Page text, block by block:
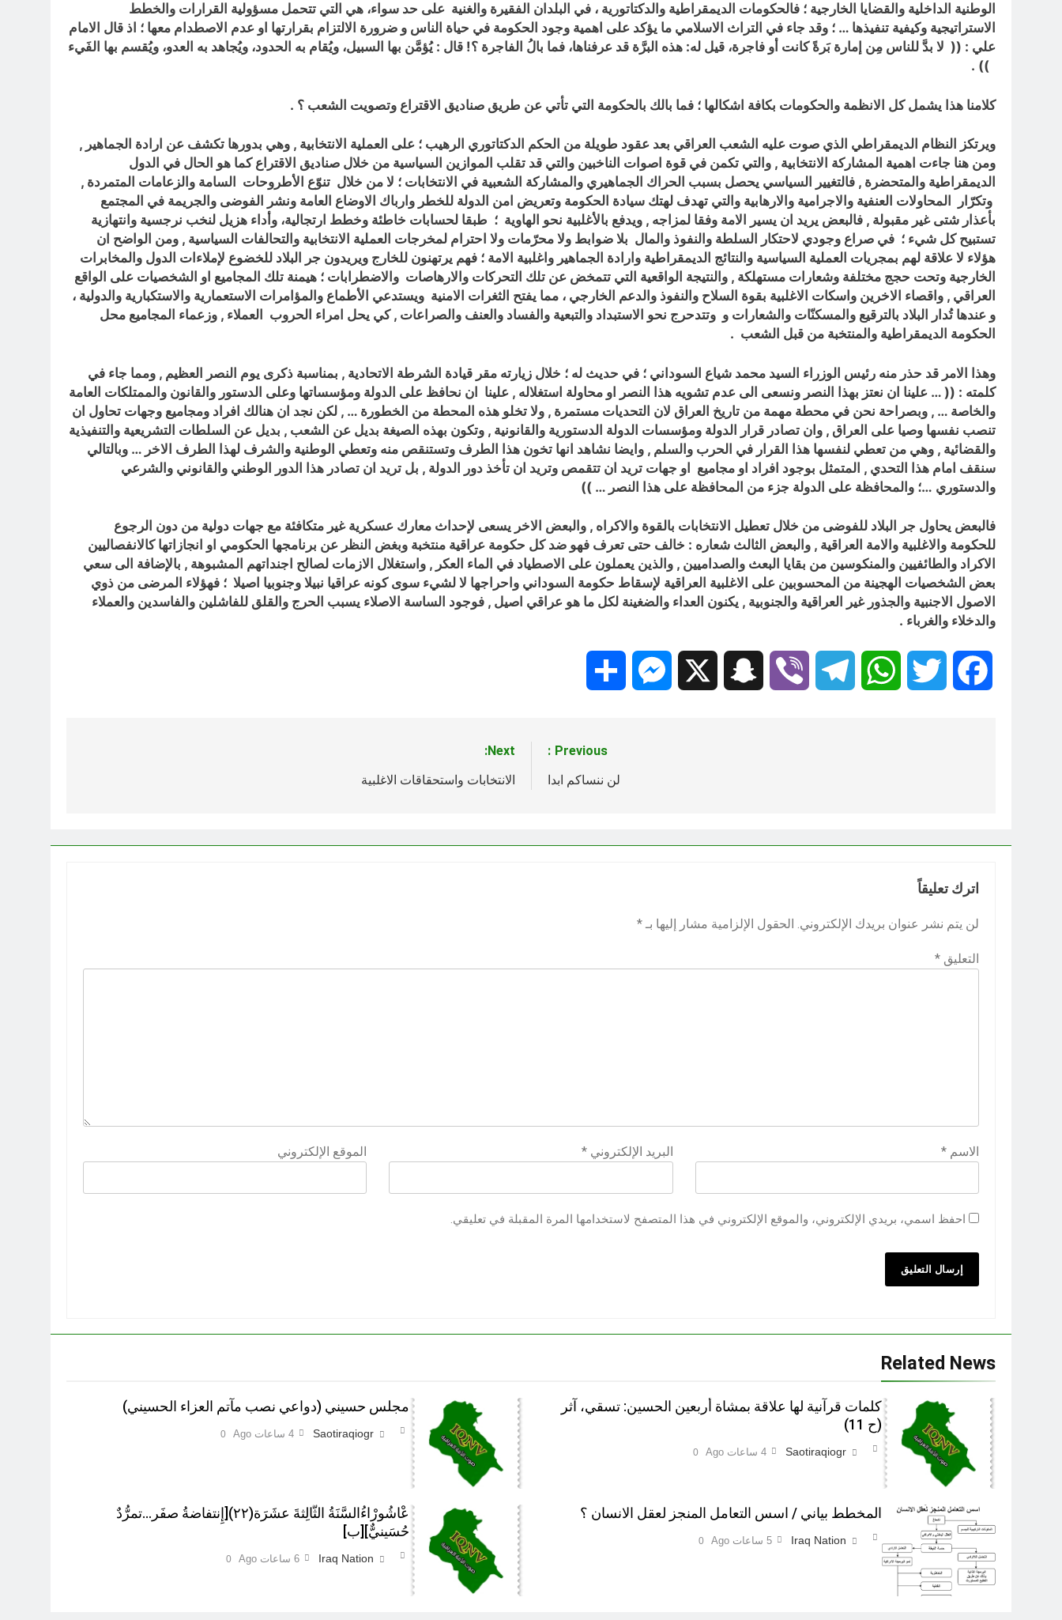
الوطنية الداخلية والقضايا الخارجية ؛ فالحكومات الديمقراطية والدكتاتورية ، في البلدان الفقيرة والغنية على حد سواء، هي التي تتحمل مسؤولية القرارات والخطط
الاستراتيجية وكيفية تنفيذها … ؛ وقد جاء في التراث الاسلامي ما يؤكد على اهمية وجود الحكومة في حياة الناس و ضرورة الالتزام بقرارتها او عدم الاصطدام معها ؛ اذ قال الامام
علي : (( لا بدَّ للناس مِن إمارة بَرةً كانت أو فاجرة، قيل له: هذه البرَّة قد عرفناها، فما بالُ الفاجرة ؟! قال : يُؤمَّن بها السبيل، ويُقام به الحدود، ويُجاهد به العدو، ويُقسم بها الفَيء
)) .
كلامنا هذا يشمل كل الانظمة والحكومات بكافة اشكالها ؛ فما بالك بالحكومة التي تأتي عن طريق صناديق الاقتراع وتصويت الشعب ؟ .
ويرتكز النظام الديمقراطي الذي صوت عليه الشعب العراقي بعد عقود طويلة من الحكم الدكتاتوري الرهيب ؛ على العملية الانتخابية , وهي بدورها تكشف عن ارادة الجماهير ,
ومن هنا جاءت اهمية المشاركة الانتخابية , والتي تكمن في قوة اصوات الناخبين والتي قد تقلب الموازين السياسية من خلال صناديق الاقتراع كما هو الحال في الدول
الديمقراطية والمتحضرة , فالتغيير السياسي يحصل بسبب الحراك الجماهيري والمشاركة الشعبية في الانتخابات ؛ لا من خلال تنوّع الأطروحات السامة والزعامات المتمردة ,
وتكرّار المحاولات العنفية والاجرامية والارهابية والتي تهدف لهتك سيادة الحكومة وتعريض امن الدولة للخطر وارباك الاوضاع العامة ونشر الفوضى والجريمة في المجتمع
بأعذار شتى غير مقبولة , فالبعض يريد ان يسير الامة وفقا لمزاجه , ويدفع بالأغلبية نحو الهاوية ؛ طبقا لحسابات خاطئة وخطط ارتجالية، وأداء هزيل لنخب نرجسية وانتهازية
تستبيح كل شيء ؛ في صراع وجودي لاحتكار السلطة والنفوذ والمال بلا ضوابط ولا محرّمات ولا احترام لمخرجات العملية الانتخابية والتحالفات السياسية , ومن الواضح ان
هؤلاء لا علاقة لهم بمجريات العملية السياسية والنتائج الديمقراطية وارادة الجماهير واغلبية الامة ؛ فهم يرتهنون للخارج ويريدون جر البلاد للخضوع لإملاءات الدول والمخابرات
الخارجية وتحت حجج مختلفة وشعارات مستهلكة , والنتيجة الواقعية التي تتمخض عن تلك التحركات والارهاصات والاضطرابات ؛ هيمنة تلك المجاميع او الشخصيات على الواقع
العراقي , واقصاء الاخرين واسكات الاغلبية بقوة السلاح والنفوذ والدعم الخارجي ، مما يفتح الثغرات الامنية ويستدعي الأطماع والمؤامرات الاستعمارية والاستكبارية والدولية ،
و عندها تُدار البلاد بالترقيع والمسكنّات والشعارات و وتتدحرج نحو الاستبداد والتبعية والفساد والعنف والصراعات , كي يحل امراء الحروب العملاء , وزعماء المجاميع محل
الحكومة الديمقراطية والمنتخبة من قبل الشعب .
وهذا الامر قد حذر منه رئيس الوزراء السيد محمد شياع السوداني ؛ في حديث له ؛ خلال زيارته مقر قيادة الشرطة الاتحادية , بمناسبة ذكرى يوم النصر العظيم , ومما جاء في
كلمته : (( … علينا ان نعتز بهذا النصر ونسعى الى عدم تشويه هذا النصر او محاولة استغلاله , علينا ان نحافظ على الدولة ومؤسساتها وعلى الدستور والقانون والممتلكات العامة
والخاصة … , وبصراحة نحن في محطة مهمة من تاريخ العراق لان التحديات مستمرة , ولا تخلو هذه المحطة من الخطورة … , لكن نجد ان هنالك افراد ومجاميع وجهات تحاول ان
تنصب نفسها وصيا على العراق , وان تصادر قرار الدولة ومؤسسات الدولة الدستورية والقانونية , وتكون بهذه الصيغة بديل عن الشعب , بديل عن السلطات التشريعية والتنفيذية
والقضائية , وهي من تعطي لنفسها هذا القرار في الحرب والسلم , وايضا نشاهد انها تخون هذا الطرف وتستنقص منه وتعطي الوطنية والشرف لهذا الطرف الاخر … وبالتالي
سنقف امام هذا التحدي , المتمثل بوجود افراد او مجاميع او جهات تريد ان تتقمص وتريد ان تأخذ دور الدولة , بل تريد ان تصادر هذا الدور الوطني والقانوني والشرعي
والدستوري …؛ والمحافظة على الدولة جزء من المحافظة على هذا النصر … ))
فالبعض يحاول جر البلاد للفوضى من خلال تعطيل الانتخابات بالقوة والاكراه , والبعض الاخر يسعى لإحداث معارك عسكرية غير متكافئة مع جهات دولية من دون الرجوع
للحكومة والاغلبية والامة العراقية , والبعض الثالث شعاره : خالف حتى تعرف فهو ضد كل حكومة عراقية منتخبة وبغض النظر عن برنامجها الحكومي او انجازاتها كالانفصاليين
الاكراد والطائفيين والمنكوسين من بقايا البعث والصداميين , والذين يعملون على الاصطياد في الماء العكر , واستغلال الازمات لصالح اجنداتهم المشبوهة , بالإضافة الى سعي
بعض الشخصيات الهجينة من المحسوبين على الاغلبية العراقية لإسقاط حكومة السوداني واحراجها لا لشيء سوى كونه عراقيا نبيلا وجنوبيا اصيلا ؛ فهؤلاء المرضى من ذوي
الاصول الاجنبية والجذور غير العراقية والجنوبية , يكنون العداء والضغينة لكل ما هو عراقي اصيل , فوجود الساسة الاصلاء يسبب الحرج والقلق للفاشلين والفاسدين والعملاء
والدخلاء والغرباء .
Facebook
Twitter
WhatsApp
Telegram
Viber
Snapchat
Messenger
Previous:
لن ننساكم ابدا
Next:
الانتخابات واستحقاقات الاغلبية
اترك تعليقاً
لن يتم نشر عنوان بريدك الإلكتروني. الحقول الإلزامية مشار إليها بـ *
التعليق *
الاسم * البريد الإلكتروني* الموقع الإلكتروني
احفظ اسمي، بريدي الإلكتروني، والموقع الإلكتروني في هذا المتصفح لاستخدامها المرة المقبلة في تعليقي.
Related News
كلمات قرآنية لها علاقة بمشاة أربعين الحسين: تسقي، آثر
(ح 11)
Saotiraqiogr 4 ساعات Ago 0
مجلس حسيني (دواعي نصب مآتم العزاء الحسيني)
Saotiraqiogr 4 ساعات Ago 0
المخطط بياني / اسس التعامل المنجز لعقل الانسان ؟
Iraq Nation 5 ساعات Ago 0
عْاشُورْاءُالسَّنَةُ الثَّالِثةَ عشَرَة(٢٢)[إِنتفاضةُ صفَر…تمرُّدٌ
حُسَينيٌّ][ب]
Iraq Nation 6 ساعات Ago 0